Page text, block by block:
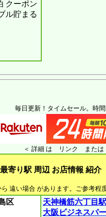
クーポン
ル貯まる
毎日更新！タイムセール。時
＜ 詳細 は リンク または
寄り駅 周辺 お店情報 紹介
遠い場合 があります。ご参考程
区 天神橋筋六丁目駅
大阪ビジネスパ